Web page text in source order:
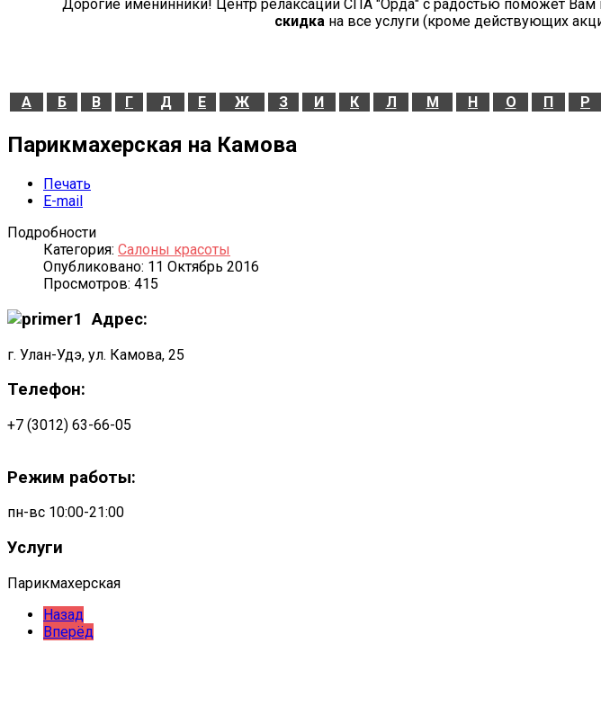
Дорогие именинники! Центр релаксации СПА "Орда" с радостью поможет
скидкана все услуги (кроме действующих
А Б В Г Д Е Ж З И К Л М Н О П Р
Парикмахерская на Камова
Печать
E-mail
Подробности
Категория: Салоны красоты
Опубликовано: 11 Октябрь 2016
Просмотров: 415
Адрес:
г. Улан-Удэ, ул. Камова, 25
Телефон:
+7 (3012) 63-66-05
Режим работы:
пн-вс 10:00-21:00
Услуги
Парикмахерская
Назад
Вперёд